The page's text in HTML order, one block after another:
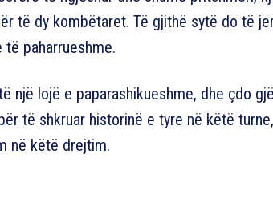
të dy kombëtaret. Të gjithë sytë do të
të paharrueshme.
një lojë e paparashikueshme, dhe çdo
të shkruar historinë e tyre në këtë
në këtë drejtim.